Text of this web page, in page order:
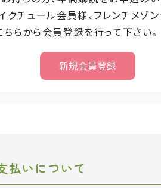
クチュール会員様、フレンチメゾ
ちらから会員登録を行って下さい。
払いについて